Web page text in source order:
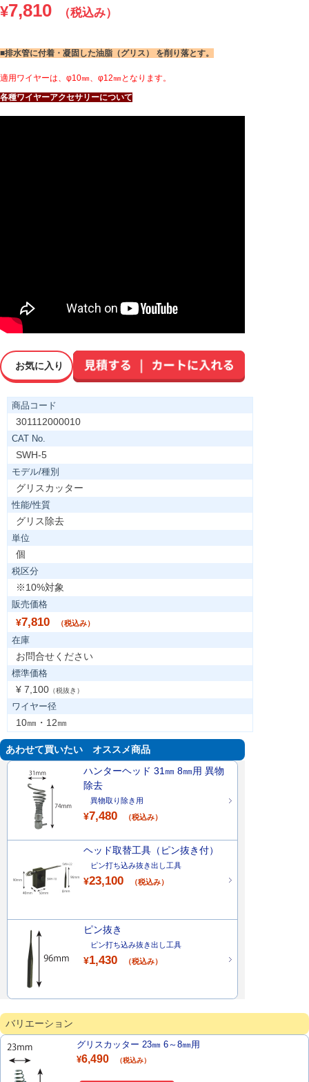
¥7,810 （税込み）
■排水管に付着・凝固した油脂（グリス） を削り落とす。
適用ワイヤーは、φ10㎜、φ12㎜となります。
各種ワイヤーアクセサリーについて
お気に入り
商品コード
301112000010
CAT No.
SWH-5
モデル/種別
グリスカッター
性能/性質
グリス除去
単位
個
税区分
※10%対象
販売価格
¥7,810 （税込み）
在庫
お問合せください
標準価格
¥ 7,100 （税抜き）
ワイヤー径
10㎜・12㎜
あわせて買いたい オススメ商品
ハンターヘッド 31㎜ 8㎜用 異物
除去
異物取り除き用
¥7,480 （税込み）
ヘッド取替工具（ピン抜き付）
ピン打ち込み抜き出し工具
¥23,100 （税込み）
ピン抜き
ピン打ち込み抜き出し工具
¥1,430 （税込み）
バリエーション
グリスカッター 23㎜ 6～8㎜用
¥6,490 （税込み）